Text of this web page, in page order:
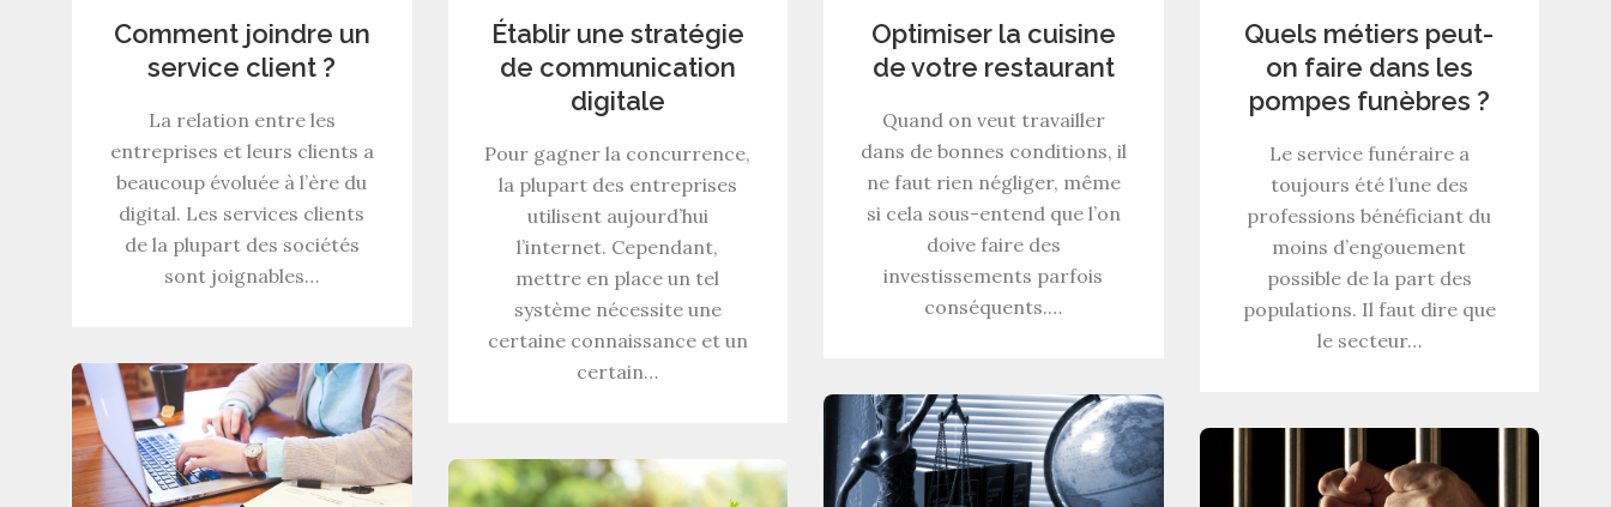
Comment joindre un
service client ?
La relation entre les
entreprises et leurs clients a
beaucoup évoluée à l’ère du
digital. Les services clients
de la plupart des sociétés
sont joignables…
Établir une stratégie
de communication
digitale
Pour gagner la concurrence,
la plupart des entreprises
utilisent aujourd’hui
l’internet. Cependant,
mettre en place un tel
système nécessite une
certaine connaissance et un
certain…
Optimiser la cuisine
de votre restaurant
Quand on veut travailler
dans de bonnes conditions, il
ne faut rien négliger, même
si cela sous-entend que l’on
doive faire des
investissements parfois
conséquents.…
Quels métiers peut-
on faire dans les
pompes funèbres ?
Le service funéraire a
toujours été l’une des
professions bénéficiant du
moins d’engouement
possible de la part des
populations. Il faut dire que
le secteur…